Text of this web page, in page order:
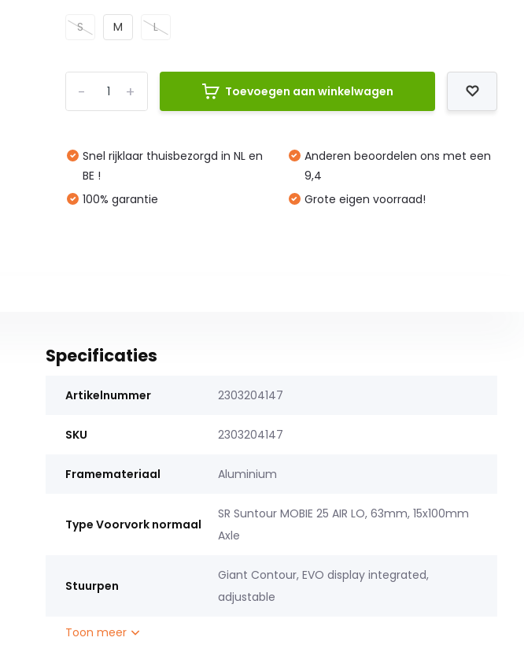
S M L
+
- Toevoegen aan winkelwagen
Snel rijklaar thuisbezorgd in NL en
BE !
100% garantie
Anderen beoordelen ons met een
9,4
Grote eigen voorraad!
Specificaties
Artikelnummer 2303204147
SKU 2303204147
Framemateriaal Aluminium
Type Voorvork normaal
SR Suntour MOBIE 25 AIR LO, 63mm, 15x100mm
Axle
Stuurpen
Giant Contour, EVO display integrated,
adjustable
Toon meer